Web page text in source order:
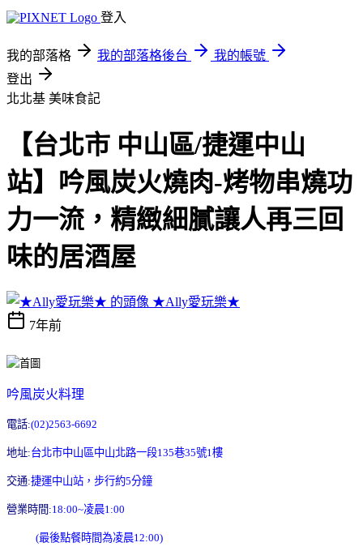
登入
我的部落格 我的部落格後台
我的帳號
登出
北北基 美味食記
【台北市 中山區/捷運中山
站】吟風炭火燒肉-烤物串燒功
力一流，精緻細膩讓人再三回
味的居酒屋
★Ally愛玩樂★
7年前
吟風炭火料理
電話:(02)2563-6692
地址:台北市中山區中山北路一段135巷35號1樓
交通:捷運中山站，步行約5分鐘
營業時間:18:00~凌晨1:00
(最後點餐時間為凌晨12:00)